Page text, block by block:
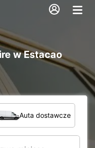
w Estacao
Auta dostawcze